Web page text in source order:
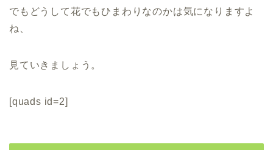
でもどうして花でもひまわりなのかは気になりますよ
ね、
見ていきましょう。
[quads id=2]